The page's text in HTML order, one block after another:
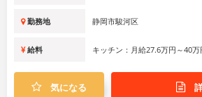
勤務地 静岡市駿河区
給料 キッチン：月給27.6万円～40万
気になる 詳